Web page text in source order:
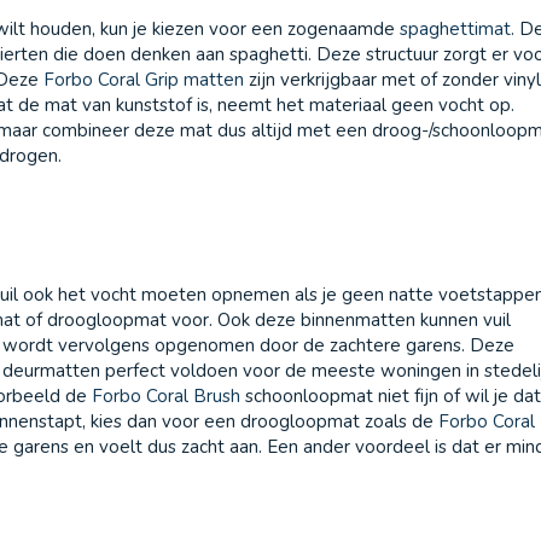
houden, kun je kiezen voor een zogenaamde spaghettimat.
die doen denken aan spaghetti. Deze structuur zorgt er
Forbo Coral Grip matten zijn verkrijgbaar met of zonder
de mat van kunststof is, neemt het materiaal geen vocht op.
combineer deze mat dus altijd met een droog-/
ook het vocht moeten opnemen als je geen natte
of droogloopmat voor. Ook deze binnenmatten kunnen vuil
vervolgens opgenomen door de zachtere garens. Deze
perfect voldoen voor de meeste woningen in
de Forbo Coral Brush schoonloopmat niet fijn of wil je
kies dan voor een droogloopmat zoals de Forbo Coral
en voelt dus zacht aan. Een ander voordeel is dat er